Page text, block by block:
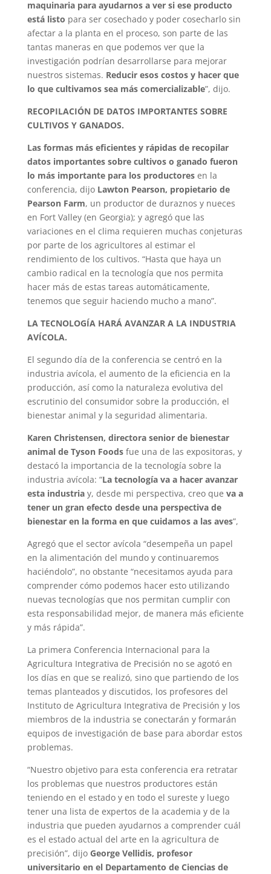
maquinaria para ayudarnos a ver si ese producto
está listo para ser cosechado y poder cosecharlo sin
afectar a la planta en el proceso, son parte de las
tantas maneras en que podemos ver que la
investigación podrían desarrollarse para mejorar
nuestros sistemas. Reducir esos costos y hacer que
lo que cultivamos sea más comercializable”, dijo.
RECOPILACIÓN DE DATOS IMPORTANTES SOBRE
CULTIVOS Y GANADOS.
Las formas más eficientes y rápidas de recopilar
datos importantes sobre cultivos o ganado fueron
lo más importante para los productoresen la
conferencia, dijo Lawton Pearson, propietario de
Pearson Farm, un productor de duraznos y nueces
en Fort Valley (en Georgia); y agregó que las
variaciones en el clima requieren muchas conjeturas
por parte de los agricultores al estimar el
rendimiento de los cultivos. “Hasta que haya un
cambio radical en la tecnología que nos permita
hacer más de estas tareas automáticamente,
tenemos que seguir haciendo mucho a mano”.
LA TECNOLOGÍA HARÁ AVANZAR A LA INDUSTRIA
AVÍCOLA.
El segundo día de la conferencia se centró en la
industria avícola, el aumento de la eficiencia en la
producción, así como la naturaleza evolutiva del
escrutinio del consumidor sobre la producción, el
bienestar animal y la seguridad alimentaria.
Karen Christensen, directora senior de bienestar
animal de Tyson Foodsfue una de las expositoras, y
destacó la importancia de la tecnología sobre la
industria avícola: “La tecnología va a hacer avanzar
esta industriay, desde mi perspectiva, creo que va a
tener un gran efecto desde una perspectiva de
bienestar en la forma en que cuidamos a las aves”,
Agregó que el sector avícola “desempeña un papel
en la alimentación del mundo y continuaremos
haciéndolo”, no obstante “necesitamos ayuda para
comprender cómo podemos hacer esto utilizando
nuevas tecnologías que nos permitan cumplir con
esta responsabilidad mejor, de manera más eficiente
y más rápida”.
La primera Conferencia Internacional para la
Agricultura Integrativa de Precisión no se agotó en
los días en que se realizó, sino que partiendo de los
temas planteados y discutidos, los profesores del
Instituto de Agricultura Integrativa de Precisión y los
miembros de la industria se conectarán y formarán
equipos de investigación de base para abordar estos
problemas.
“Nuestro objetivo para esta conferencia era retratar
los problemas que nuestros productores están
teniendo en el estado y en todo el sureste y luego
tener una lista de expertos de la academia y de la
industria que pueden ayudarnos a comprender cuál
es el estado actual del arte en la agricultura de
precisión”, dijo George Vellidis, profesor
universitario en el Departamento de Ciencias de